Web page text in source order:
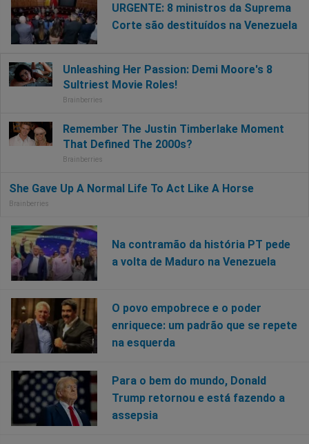
URGENTE: 8 ministros da Suprema
Corte são destituídos na Venezuela
Na contramão da história PT pede
a volta de Maduro na Venezuela
O povo empobrece e o poder
enriquece: um padrão que se repete
na esquerda
Para o bem do mundo, Donald
Trump retornou e está fazendo a
assepsia